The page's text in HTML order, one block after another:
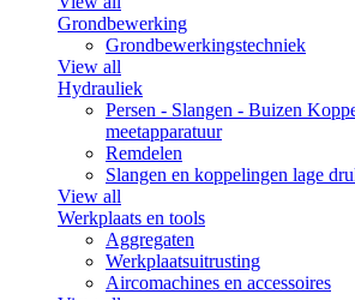
Grondbewerking
Grondbewerkingstechniek
View all
Hydrauliek
Persen - Slangen - Buizen
meetapparatuur
Remdelen
Slangen en koppelingen lage
View all
Werkplaats en tools
Aggregaten
Werkplaatsuitrusting
Aircomachines en accessoires